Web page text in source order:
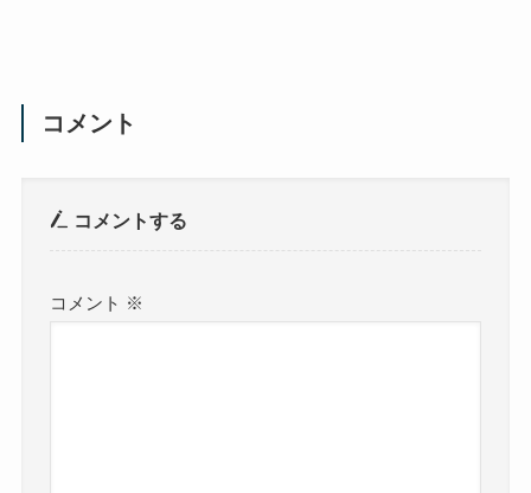
コメント
コメントする
コメント ※